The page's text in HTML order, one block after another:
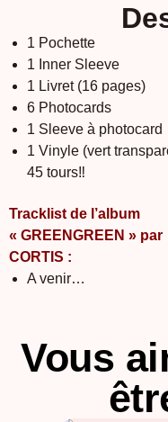
1 Pochette
1 Inner Sleeve
1 Livret (16 pages)
6 Photocards
1 Sleeve à photocard
1 Vinyle (vert
45 tours‼️
Tracklist de l’album
« GREENGREEN » par
CORTIS :
A venir…
Vous